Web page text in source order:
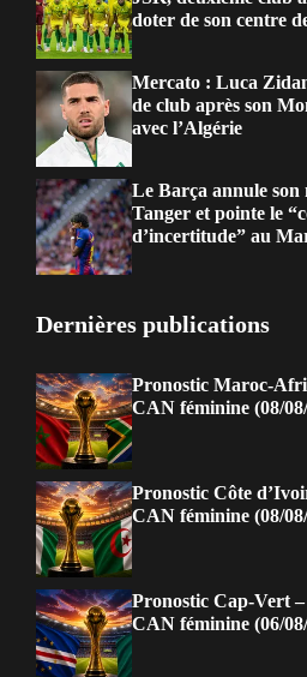
doter de son centre
Mercato : Luca
de club après son
avec l’Algérie
Le Barça annule son
Tanger et pointe le
d’incertitude” au
Dernières publications
Pronostic Maroc-
CAN féminine (08/
Pronostic Côte
CAN féminine (08/
Pronostic Cap-Vert
CAN féminine (06/